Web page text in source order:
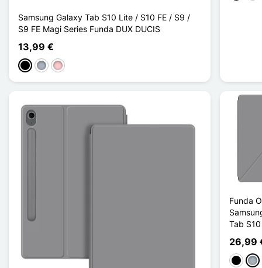
Samsung Galaxy Tab S10 Lite / S10 FE / S9 /
S9 FE Magi Series Funda DUX DUCIS
13,99 €
NegroGris Rosa
Funda
Tab S10
26,99
Negro
Gris